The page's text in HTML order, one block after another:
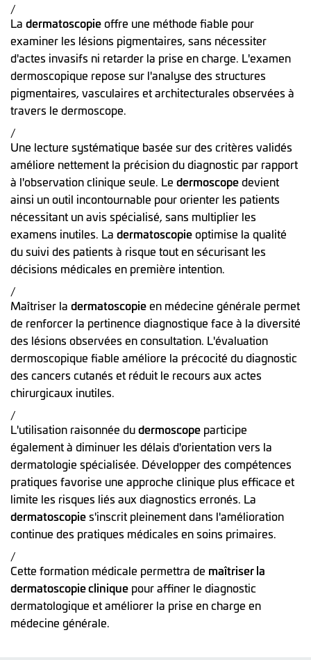
/
La dermatoscopieoffre une méthode fiable pour
examiner les lésions pigmentaires, sans nécessiter
d'actes invasifs ni retarder la prise en charge. L'examen
dermoscopique repose sur l'analyse des structures
pigmentaires, vasculaires et architecturales observées à
travers le dermoscope.
/
Une lecture systématique basée sur des critères validés
améliore nettement la précision du diagnostic par rapport
à l'observation clinique seule. Le dermoscopedevient
ainsi un outil incontournable pour orienter les patients
nécessitant un avis spécialisé, sans multiplier les
examens inutiles. La dermatoscopieoptimise la qualité
du suivi des patients à risque tout en sécurisant les
décisions médicales en première intention.
/
Maîtriser la dermatoscopieen médecine générale permet
de renforcer la pertinence diagnostique face à la diversité
des lésions observées en consultation. L'évaluation
dermoscopique fiable améliore la précocité du diagnostic
des cancers cutanés et réduit le recours aux actes
chirurgicaux inutiles.
/
L'utilisation raisonnée dudermoscope participe
également à diminuer les délais d'orientation vers la
dermatologie spécialisée. Développer des compétences
pratiques favorise une approche clinique plus efficace et
limite les risques liés aux diagnostics erronés. La
dermatoscopies'inscrit pleinement dans l'amélioration
continue des pratiques médicales en soins primaires.
/
Cette formation médicale permettra de maîtriser la
dermatoscopie clinique pour affiner le diagnostic
dermatologique et améliorer la prise en charge en
médecine générale.